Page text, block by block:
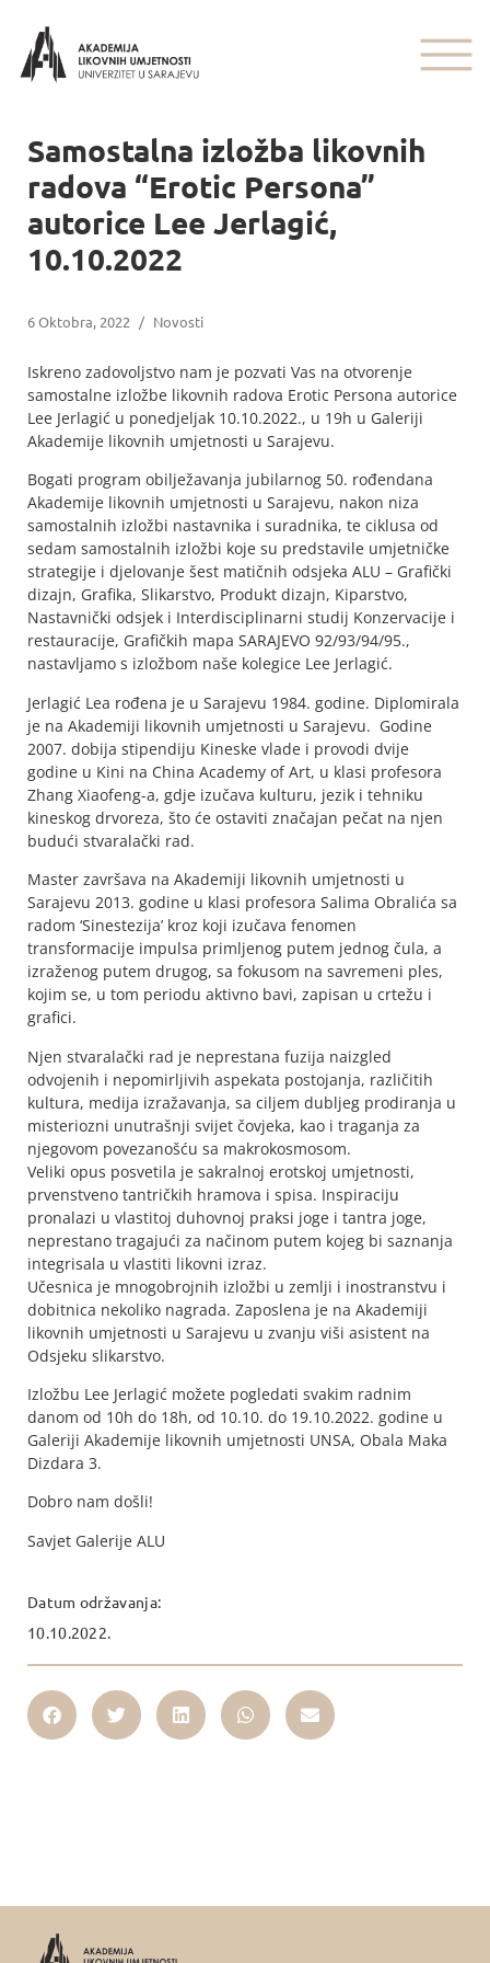
Samostalna izložba likovnih
radova “Erotic Persona”
autorice Lee Jerlagić,
10.10.2022
6 Oktobra, 2022 / Novosti
Iskreno zadovoljstvo nam je pozvati Vas na otvorenje
samostalne izložbe likovnih radova Erotic Persona autorice
Lee Jerlagić u ponedjeljak 10.10.2022., u 19h u Galeriji
Akademije likovnih umjetnosti u Sarajevu.
Bogati program obilježavanja jubilarnog 50. rođendana
Akademije likovnih umjetnosti u Sarajevu, nakon niza
samostalnih izložbi nastavnika i suradnika, te ciklusa od
sedam samostalnih izložbi koje su predstavile umjetničke
strategije i djelovanje šest matičnih odsjeka ALU – Grafički
dizajn, Grafika, Slikarstvo, Produkt dizajn, Kiparstvo,
Nastavnički odsjek i Interdisciplinarni studij Konzervacije i
restauracije, Grafičkih mapa SARAJEVO 92/93/94/95.,
nastavljamo s izložbom naše kolegice Lee Jerlagić.
Jerlagić Lea rođena je u Sarajevu 1984. godine. Diplomirala
je na Akademiji likovnih umjetnosti u Sarajevu. Godine
2007. dobija stipendiju Kineske vlade i provodi dvije
godine u Kini na China Academy of Art, u klasi profesora
Zhang Xiaofeng-a, gdje izučava kulturu, jezik i tehniku
kineskog drvoreza, što će ostaviti značajan pečat na njen
budući stvaralački rad.
Master završava na Akademiji likovnih umjetnosti u
Sarajevu 2013. godine u klasi profesora Salima Obralića sa
radom ‘Sinestezija’ kroz koji izučava fenomen
transformacije impulsa primljenog putem jednog čula, a
izraženog putem drugog, sa fokusom na savremeni ples,
kojim se, u tom periodu aktivno bavi, zapisan u crtežu i
grafici.
Njen stvaralački rad je neprestana fuzija naizgled
odvojenih i nepomirljivih aspekata postojanja, različitih
kultura, medija izražavanja, sa ciljem dubljeg prodiranja u
misteriozni unutrašnji svijet čovjeka, kao i traganja za
njegovom povezanošću sa makrokosmosom.
Veliki opus posvetila je sakralnoj erotskoj umjetnosti,
prvenstveno tantričkih hramova i spisa. Inspiraciju
pronalazi u vlastitoj duhovnoj praksi joge i tantra joge,
neprestano tragajući za načinom putem kojeg bi saznanja
integrisala u vlastiti likovni izraz.
Učesnica je mnogobrojnih izložbi u zemlji i inostranstvu i
dobitnica nekoliko nagrada. Zaposlena je na Akademiji
likovnih umjetnosti u Sarajevu u zvanju viši asistent na
Odsjeku slikarstvo.
Izložbu Lee Jerlagić možete pogledati svakim radnim
danom od 10h do 18h, od 10.10. do 19.10.2022. godine u
Galeriji Akademije likovnih umjetnosti UNSA, Obala Maka
Dizdara 3.
Dobro nam došli!
Savjet Galerije ALU
Datum održavanja:
10.10.2022.